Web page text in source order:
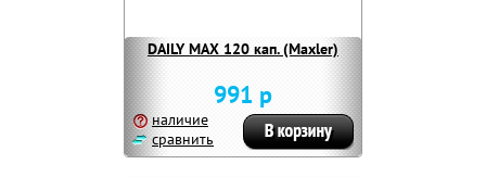
DAILY MAX 120 кап. (Maxler)
991 р
наличие
сравнить